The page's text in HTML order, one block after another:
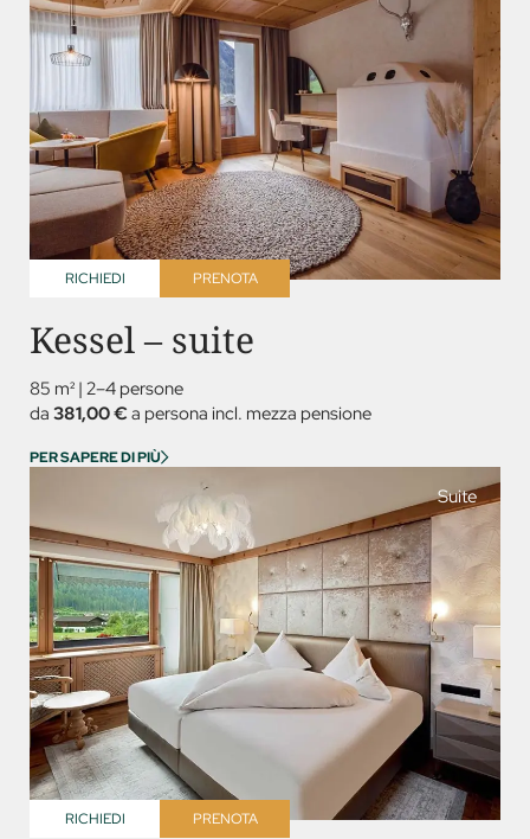
PRENOTA
RICHIEDI
Kessel – suite
85 m² | 2–4 persone
da 381,00 € a persona incl. mezza pensione
PER SAPERE DI PIÙ
Suite
PRENOTA
RICHIEDI